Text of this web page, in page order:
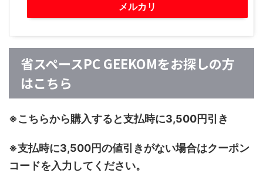
メルカリ
省スペースPC GEEKOMをお探しの方
はこちら
※こちらから購入すると支払時に3,500円引き
※支払時に3,500円の値引きがない場合はクーポン
コードを入力してください。